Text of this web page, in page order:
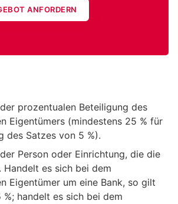
ANFORDERN
prozentualen Beteiligung des
Eigentümers (mindestens 25 % für
des Satzes von 5 %).
Person oder Einrichtung, die die
Handelt es sich bei dem
Eigentümer um eine Bank, so gilt
handelt es sich bei dem